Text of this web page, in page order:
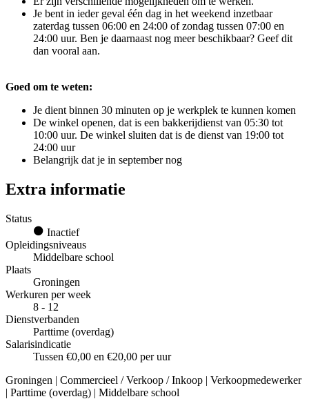
Je bent in ieder geval één dag in het weekend inzetbaar
zaterdag tussen 06:00 en 24:00 of zondag tussen 07:00 en
24:00 uur. Ben je daarnaast nog meer beschikbaar? Geef dit
dan vooral aan.
Goed om te weten:
Je dient binnen 30 minuten op je werkplek te kunnen komen
De winkel openen, dat is een bakkerijdienst van 05:30 tot
10:00 uur. De winkel sluiten dat is de dienst van 19:00 tot
24:00 uur
Belangrijk dat je in september nog
Extra informatie
Status
Inactief
Opleidingsniveaus
Middelbare school
Plaats
Groningen
Werkuren per week
8 - 12
Dienstverbanden
Parttime (overdag)
Salarisindicatie
Tussen €0,00 en €20,00 per uur
Groningen | Commercieel / Verkoop / Inkoop | Verkoopmedewerker
| Parttime (overdag) | Middelbare school